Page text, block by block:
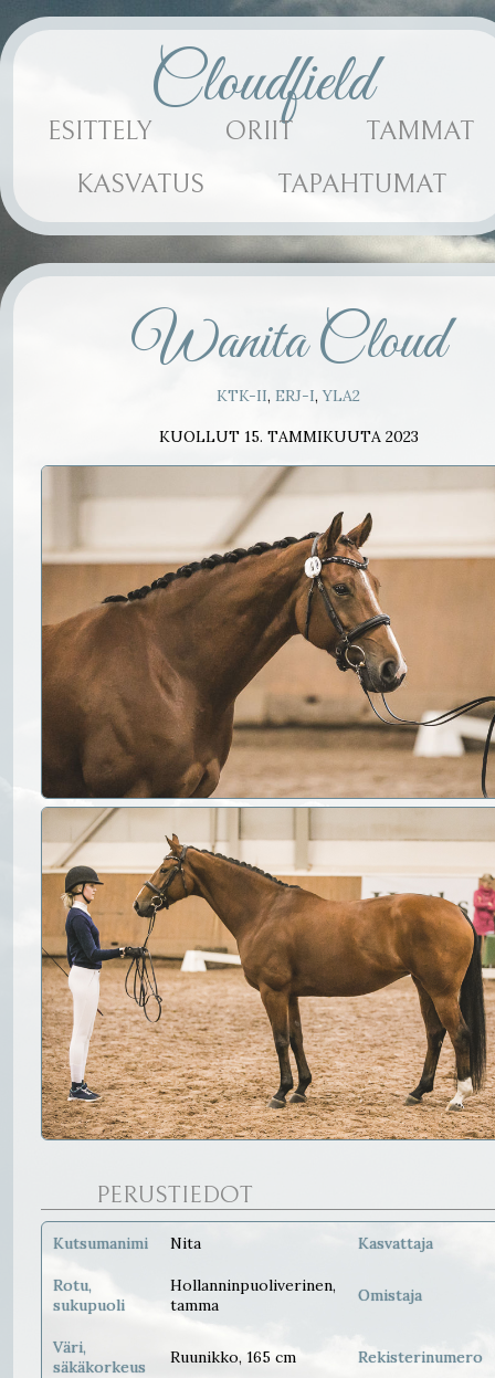
Cloudfield
ESITTELY ORIIT
TAMMAT
KASVATUS
TAPAHTUMAT
Wanita Cloud
KTK-II, ERJ-I,YLA2
KUOLLUT 15. TAMMIKUUTA 2023
PERUSTIEDOT
Kutsumanimi Nita Kasvattaja
Rotu,
sukupuoli
Hollanninpuoliverinen,
tamma
Omistaja
Väri,
säkäkorkeus
Ruunikko, 165 cm Rekisterinumero